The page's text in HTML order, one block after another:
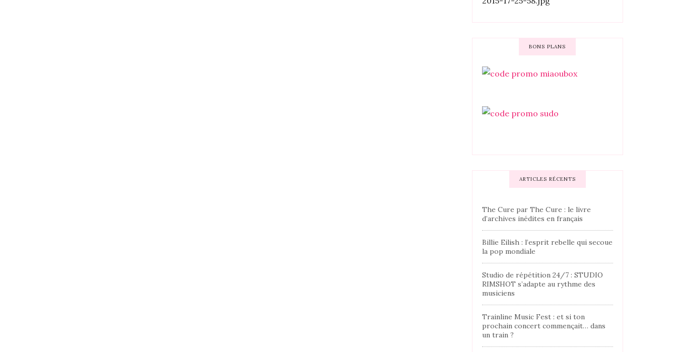
BONS PLANS
ARTICLES RÉCENTS
The Cure par The Cure : le livre
d’archives inédites en français
Billie Eilish : l’esprit rebelle qui secoue
la pop mondiale
Studio de répétition 24/7 : STUDIO
RIMSHOT s’adapte au rythme des
musiciens
Trainline Music Fest : et si ton
prochain concert commençait… dans
un train ?